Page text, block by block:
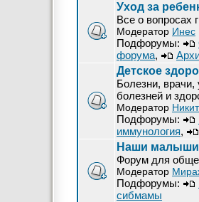
Уход за
Все о вопросах
Модератор Инес
Подфорумы:
форума,
Детское
Болезни,
болезней и
Модератор
Подфорумы:
иммунология,
Наши
Форум для
Модератор
Подфорумы:
сибмамы